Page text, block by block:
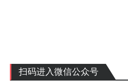
扫码进入微信公众号